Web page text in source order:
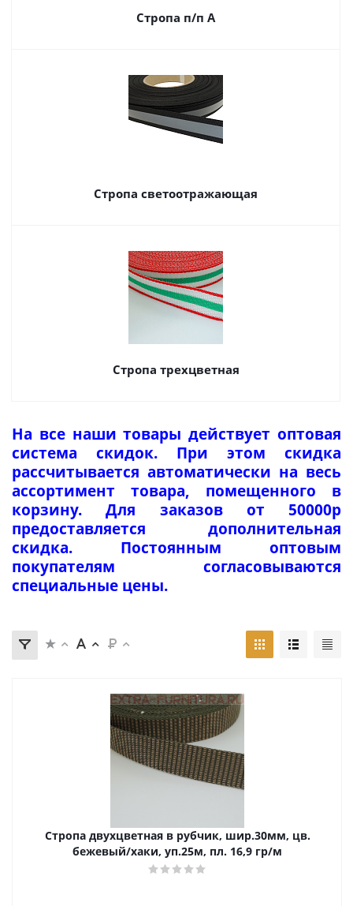
Стропа п/п А
Стропа светоотражающая
Стропа трехцветная
На все наши товары действует оптовая
система скидок. При этом скидка
рассчитывается автоматически на весь
ассортимент товара, помещенного в
корзину. Для заказов от 50000р
предоставляется дополнительная
скидка. Постоянным оптовым
покупателям согласовываются
специальные цены.
Стропа двухцветная в рубчик, шир.30мм, цв.
бежевый/хаки, уп.25м, пл. 16,9 гр/м